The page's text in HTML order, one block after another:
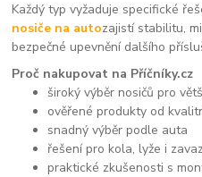
Každý typ vyžaduje specifické
nosiče na autozajistí stabilitu,
bezpečné upevnění dalšího
Proč nakupovat na Příčníky.cz
široký výběr nosičů pro
ověřené produkty od
snadný výběr podle auta
řešení pro kola, lyže i
praktické zkušenosti s